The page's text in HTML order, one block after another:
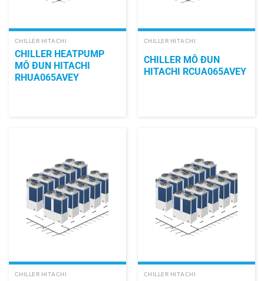
CHILLER HITACHI
CHILLER HEATPUMP
MÔ ĐUN HITACHI
RHUA065AVEY
CHILLER HITACHI
CHILLER MÔ ĐUN
HITACHI RCUA065AVEY
CHILLER HITACHI CHILLER HITACHI